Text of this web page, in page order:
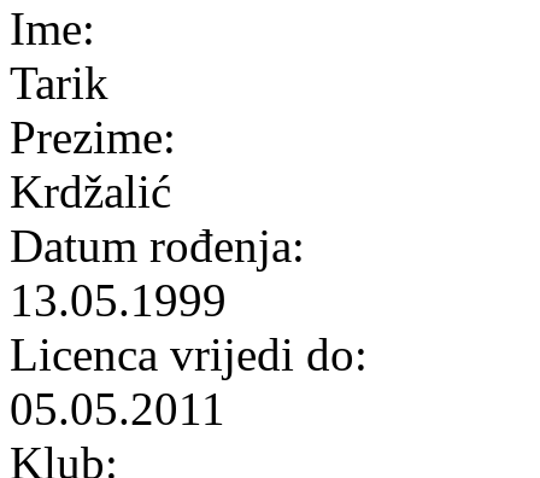
Ime:
Tarik
Prezime:
Krdžalić
Datum rođenja:
13.05.1999
Licenca vrijedi do:
05.05.2011
Klub: